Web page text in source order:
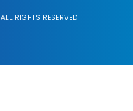
RIGHTS RESERVED